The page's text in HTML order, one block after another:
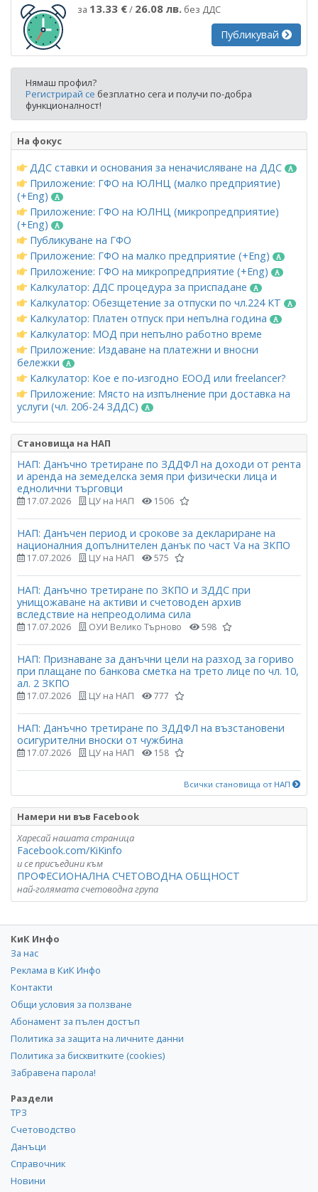
за 13.33 €/ 26.08 лв. без ДДС
Публикувай
Нямаш профил?
Регистрирай се безплатно сега и получи по-добра
функционалност!
На фокус
ДДС ставки и основания за неначисляване на ДДС
Приложение: ГФО на ЮЛНЦ (малко предприятие)
(+Eng)
Приложение: ГФО на ЮЛНЦ (микропредприятие)
(+Eng)
Публикуване на ГФО
Приложение: ГФО на малко предприятие (+Eng)
Приложение: ГФО на микропредприятие (+Eng)
Калкулатор: ДДС процедура за приспадане
Калкулатор: Обезщетение за отпуски по чл.224 КТ
Калкулатор: Платен отпуск при непълна година
Калкулатор: МОД при непълно работно време
Приложение: Издаване на платежни и вносни
бележки
Калкулатор: Кое е по-изгодно ЕООД или freelancer?
Приложение: Място на изпълнение при доставка на
услуги (чл. 20б-24 ЗДДС)
Становища на НАП
НАП: Данъчно третиране по ЗДДФЛ на доходи от рента
и аренда на земеделска земя при физически лица и
еднолични търговци
17.07.2026 ЦУ на НАП 1506
НАП: Данъчен период и срокове за деклариране на
националния допълнителен данък по част Vа на ЗКПО
17.07.2026 ЦУ на НАП 575
НАП: Данъчно третиране по ЗКПО и ЗДДС при
унищожаване на активи и счетоводен архив
вследствие на непреодолима сила
17.07.2026 ОУИ Велико Търново 598
НАП: Признаване за данъчни цели на разход за гориво
при плащане по банкова сметка на трето лице по чл. 10,
ал. 2 ЗКПО
17.07.2026 ЦУ на НАП 777
НАП: Данъчно третиране по ЗДДФЛ на възстановени
осигурителни вноски от чужбина
17.07.2026 ЦУ на НАП 158
Всички становища от НАП
Намери ни във Facebook
Харесай нашата страница
Facebook.com/KiKinfo
и се присъедини към
ПРОФЕСИОНАЛНА СЧЕТОВОДНА ОБЩНОСТ
най-голямата счетоводна група
КиК Инфо
За нас
Реклама в КиК Инфо
Контакти
Общи условия за ползване
Абонамент за пълен достъп
Политика за защита на личните данни
Политика за бисквитките (cookies)
Забравена парола!
Раздели
ТРЗ
Счетоводство
Данъци
Справочник
Новини